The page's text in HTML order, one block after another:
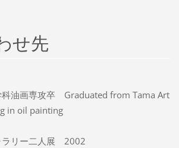
せ先
科油画専攻卒 Graduated from Tama Art
in oil painting
ラリー二人展 2002